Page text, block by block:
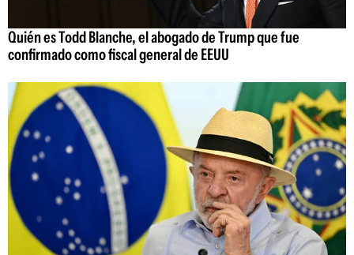
Quién es Todd Blanche, el abogado de Trump que fue
confirmado como fiscal general de EEUU